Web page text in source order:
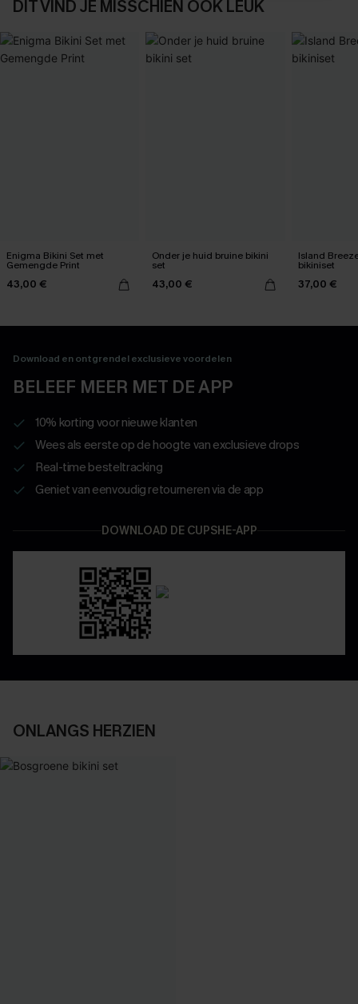
DIT VIND JE MISSCHIEN OOK LEUK
Enigma Bikini Set met
Gemengde Print
43,00 €
Onder je huid bruine bikini
set
43,00 €
Island
bikiniset
37,00 €
Download en ontgrendel exclusieve voordelen
BELEEF MEER MET DE APP
10% korting voor nieuwe klanten
Wees als eerste op de hoogte van exclusieve drops
Real-time besteltracking
Geniet van eenvoudig retourneren via de app
DOWNLOAD DE CUPSHE-APP
ONLANGS HERZIEN